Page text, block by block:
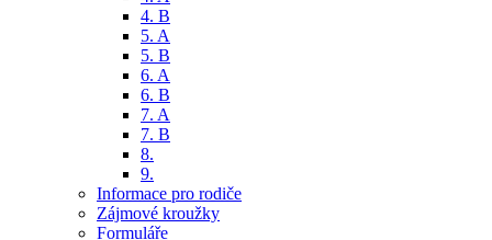
4. B
5. A
5. B
6. A
6. B
7. A
7. B
8.
9.
Informace pro rodiče
Zájmové kroužky
Formuláře